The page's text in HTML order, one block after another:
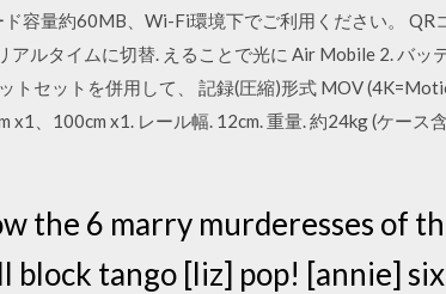
ド容量約60MB、Wi-Fi環境下でご利用ください。 QR
ルタイムに切替. えることで光に Air Mobile 2. バッ
セットを併用して、 記録(圧縮)形式 MOV
、100cm x1. レール幅. 12cm. 重量. 約24kg (ケース
the 6 marry murderesses of
tango [liz] pop! [annie]